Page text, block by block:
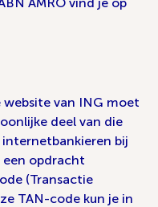
van ING moet
deel van die
bij
een opdracht
(Transactie
TAN-code kun je in